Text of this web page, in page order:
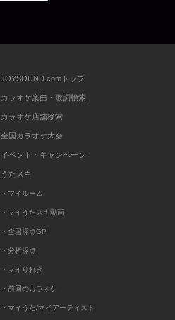
JOYSOUND.comトップ
カラオケ楽曲・歌詞検索
カラオケ店舗検索
全国カラオケ大会
イベント・キャンペーン
うたスキ
・マイルーム
・マイうたスキ動画
・全国採点GP
・分析採点
・マイりれき
・前回のカラオケ
・マイうた/マイアーティスト